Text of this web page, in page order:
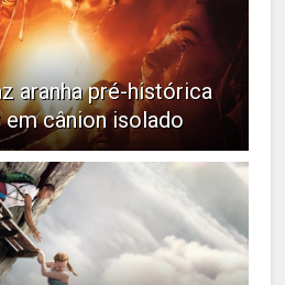
aranha pré-histórica
cânion isolado